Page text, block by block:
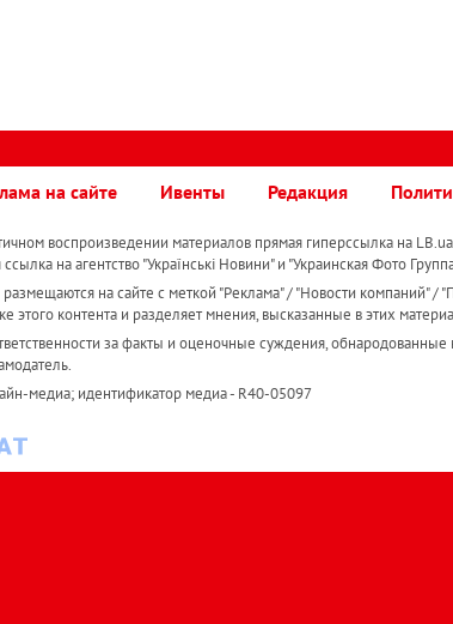
на сайте Ивенты Редакция
воспроизведении материалов прямая гиперссылка на
на агентство "Українськi Новини" и "Украинская Фото
на сайте с меткой "Реклама" / "Новости компаний"
этого контента и разделяет мнения, высказанные в этих
за факты и оценочные суждения,
медиа; идентификатор медиа - R40-05097